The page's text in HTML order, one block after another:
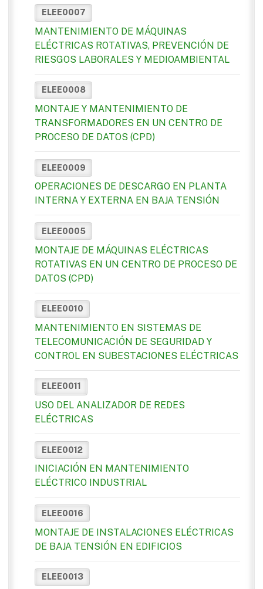
ELEE0007
MANTENIMIENTO DE MÁQUINAS
ELÉCTRICAS ROTATIVAS, PREVENCIÓN DE
RIESGOS LABORALES Y MEDIOAMBIENTAL
ELEE0008
MONTAJE Y MANTENIMIENTO DE
TRANSFORMADORES EN UN CENTRO DE
PROCESO DE DATOS (CPD)
ELEE0009
OPERACIONES DE DESCARGO EN PLANTA
INTERNA Y EXTERNA EN BAJA TENSIÓN
ELEE0005
MONTAJE DE MÁQUINAS ELÉCTRICAS
ROTATIVAS EN UN CENTRO DE PROCESO DE
DATOS (CPD)
ELEE0010
MANTENIMIENTO EN SISTEMAS DE
TELECOMUNICACIÓN DE SEGURIDAD Y
CONTROL EN SUBESTACIONES ELÉCTRICAS
ELEE0011
USO DEL ANALIZADOR DE REDES
ELÉCTRICAS
ELEE0012
INICIACIÓN EN MANTENIMIENTO
ELÉCTRICO INDUSTRIAL
ELEE0016
MONTAJE DE INSTALACIONES ELÉCTRICAS
DE BAJA TENSIÓN EN EDIFICIOS
ELEE0013